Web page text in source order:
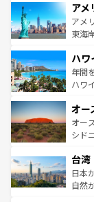
ンツ
の建
博物
こと
ば市
着の
アメ
アメ
東海
のよ
ンメ
西部
部の
文化
しみ
ならでは
情報
ハワ
年間
ハワ
ワイ
島だ
おす
れる
人々
ク、
オー
オー
シド
リア
ク）
ど、
台湾
日本
自然